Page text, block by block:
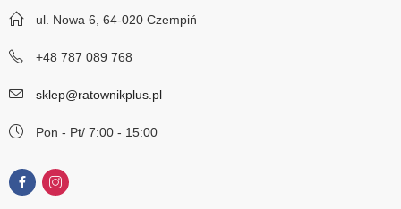
ul. Nowa 6, 64-020 Czempiń
+48 787 089 768
sklep@ratownikplus.pl
Pon - Pt/ 7:00 - 15:00